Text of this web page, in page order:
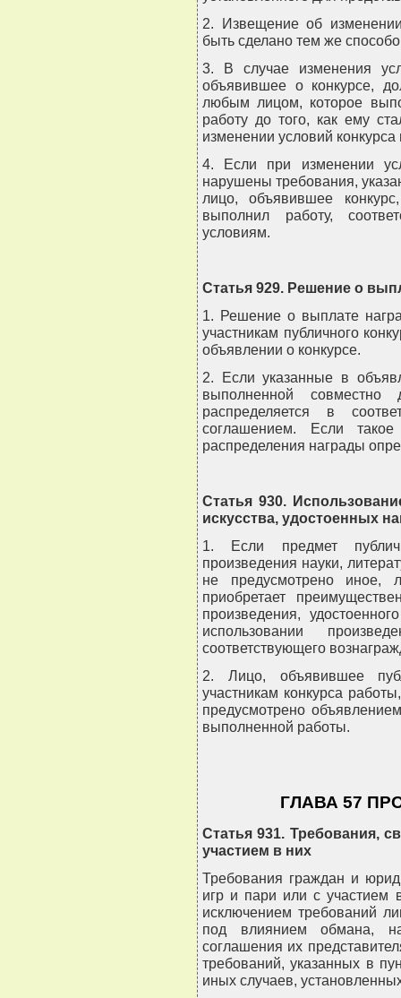
2. Извещение об
быть сделано тем же
3. В случае изменения
объявившее о конкурсе,
любым лицом, которое
работу до того, как ему
изменении условий
4. Если при изменении
нарушены требования,
лицо, объявившее
выполнил работу,
условиям.
Статья 929. Решение о
1. Решение о выплате
участникам публичного
объявлении о конкурсе.
2. Если указанные в
выполненной
распределяется в
соглашением. Если
распределения награды
Статья 930.
искусства, удостоенных
1. Если предмет
произведения науки,
не предусмотрено иное,
приобретает
произведения,
использовании
соответствующего
2. Лицо, объявившее
участникам конкурса
предусмотрено
выполненной работы.
ГЛАВА 57
Статья 931. Требования,
участием в них
Требования граждан и
игр и пари или с участием
исключением требований
под влиянием обмана,
соглашения их
требований, указанных в
иных случаев,